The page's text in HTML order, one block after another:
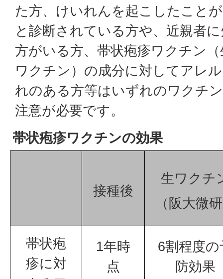
た方、けいれんを起こしたこと
と診断されている方や、近親者
方がいる方、帯状疱疹ワクチン
ワクチン）の成分に対してアレ
れのある方等はいずれのワクチ
注意が必要です。
帯状疱疹ワクチンの効果
接種後
生ワクチ
（阪大微
帯状疱
疹に対
1年時
点
6割程度の
防効果